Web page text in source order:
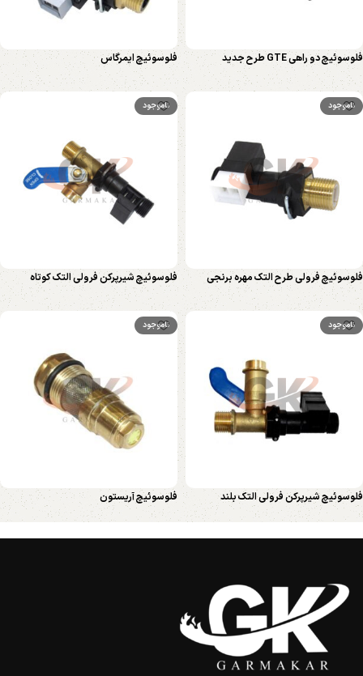
فلوسوئیچ دو راهی GTE طرح جدید فلوسوئیچ ایمرگاس
ناموجود
فلوسوئیچ فرولی طرح التک مهره برنجی
ناموجود
فلوسوئیچ شیرپرکن فرولی التک کوتاه
ناموجود
فلوسوئیچ شیرپرکن فرولی التک بلند
ناموجود
فلوسوئیچ آریستون